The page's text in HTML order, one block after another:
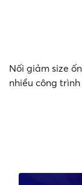
Nối giảm size
nhiều công